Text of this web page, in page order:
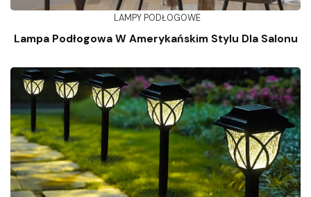
LAMPY PODŁOGOWE
Lampa Podłogowa W Amerykańskim Stylu Dla Salonu